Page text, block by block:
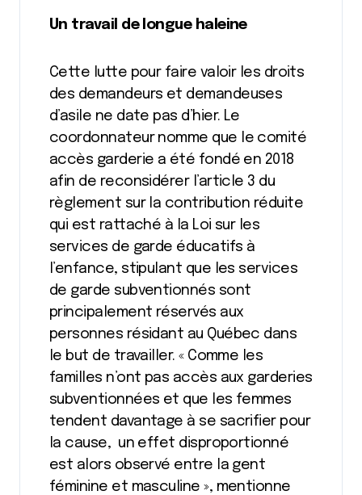
Un travail de longue haleine
Cette lutte pour faire valoir les droits
des demandeurs et demandeuses
d’asile ne date pas d’hier. Le
coordonnateur nomme que le comité
accès garderie a été fondé en 2018
afin de reconsidérer l’article 3 du
règlement sur la contribution réduite
qui est rattaché à la Loi sur les
services de garde éducatifs à
l’enfance, stipulant que les services
de garde subventionnés sont
principalement réservés aux
personnes résidant au Québec dans
le but de travailler. « Comme les
familles n’ont pas accès aux garderies
subventionnées et que les femmes
tendent davantage à se sacrifier pour
la cause, un effet disproportionné
est alors observé entre la gent
féminine et masculine », mentionne